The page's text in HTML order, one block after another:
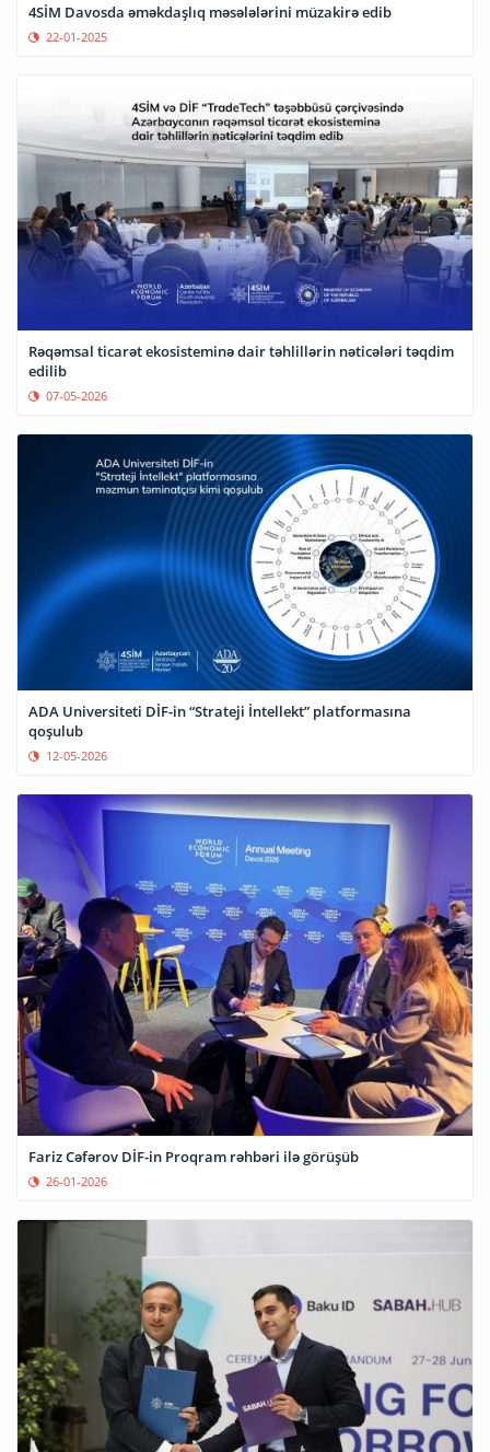
4SİM Davosda əməkdaşlıq məsələlərini müzakirə edib
22-01-2025
Rəqəmsal ticarət ekosisteminə dair təhlillərin nəticələri təqdim
edilib
07-05-2026
ADA Universiteti DİF-in “Strateji İntellekt” platformasına
qoşulub
12-05-2026
Fariz Cəfərov DİF-in Proqram rəhbəri ilə görüşüb
26-01-2026